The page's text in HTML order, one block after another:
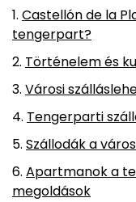
Castellón de la
tengerpart?
Történelem és
Városi
Tengerparti
Szállodák a
Apartmanok a
megoldások